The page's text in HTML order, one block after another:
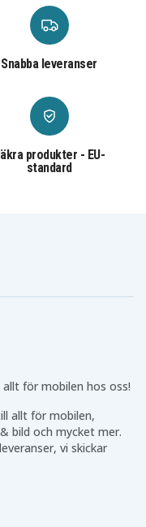
Snabba leveranser
produkter - EU-
standard
för mobilen hos oss!
allt för mobilen,
bild och mycket mer.
vi skickar